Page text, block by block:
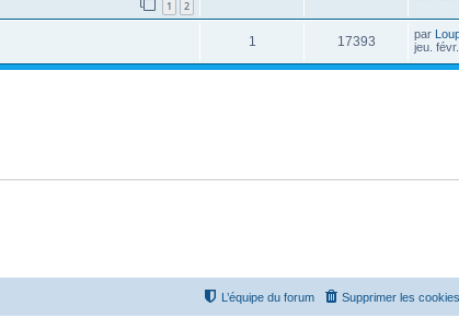
1 2
1 17393 par
jeu.
Supprimer les
L’équipe du forum